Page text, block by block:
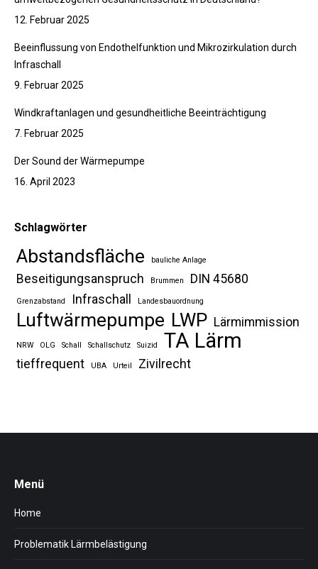
12. Februar 2025
Beeinflussung von Endothelfunktion und Mikrozirkulation durch
Infraschall
9. Februar 2025
Windkraftanlagen und gesundheitliche Beeinträchtigung
7. Februar 2025
Der Sound der Wärmepumpe
16. April 2023
Schlagwörter
Abstandsfläche bauliche Anlage
Beseitigungsanspruch Brummen DIN 45680
Grenzabstand Infraschall Landesbauordnung
Luftwärmepumpe LWP Lärmimmission
NRW OLG Schall Schallschutz Suizid TA Lärm
tieffrequent UBA Urteil Zivilrecht
Menü
Home
Problematik Lärmbelästigung